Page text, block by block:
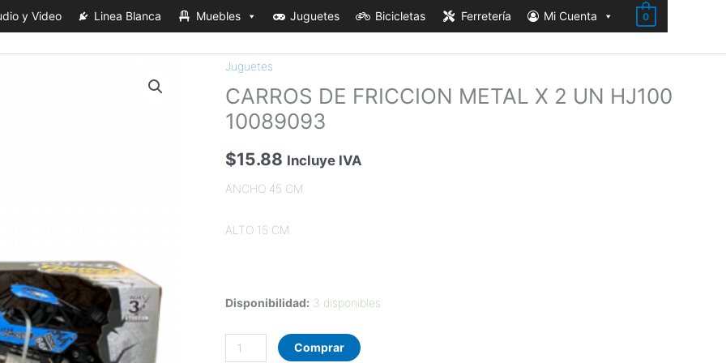
y Video Linea Blanca Muebles Juguetes Bicicletas Ferretería Mi Cuenta 0
Juguetes
CARROS DE FRICCION METAL X 2 UN HJ100
10089093
$15.88 Incluye IVA
ANCHO 45 CM
ALTO 15 CM
Disponibilidad: 3 disponibles
CARROS
DE
FRICCION
METAL
X
UN
10089093
Comprar